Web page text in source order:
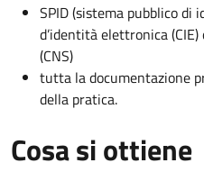
SPID (sistema pubblico di
d’identità elettronica
(CNS)
tutta la documentazione
della pratica.
Cosa si ottiene